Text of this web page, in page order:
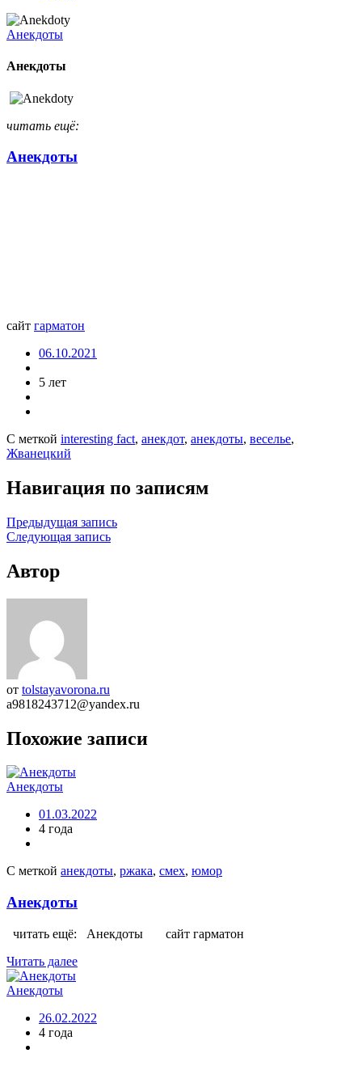
Анекдоты
Анекдоты
читать ещё:
Анекдоты
сайт гарматон
06.10.2021
5 лет
С меткой interesting fact, анекдот, анекдоты, веселье,
Жванецкий
Навигация по записям
Предыдущая запись
Следующая запись
Автор
от tolstayavorona.ru
a9818243712@yandex.ru
Похожие записи
Анекдоты
01.03.2022
4 года
С меткой анекдоты, ржака, смех, юмор
Анекдоты
читать ещё: Анекдоты сайт гарматон
Читать далее
Анекдоты
26.02.2022
4 года